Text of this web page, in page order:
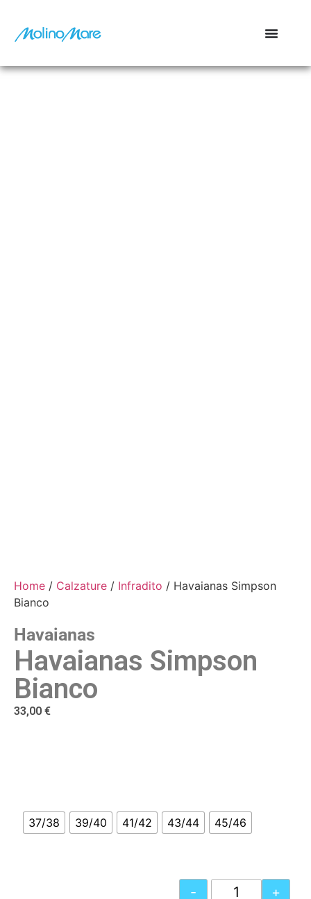
Home / Calzature / Infradito / Havaianas Simpson
Bianco
Havaianas
Havaianas Simpson
Bianco
33,00 €
37/38 39/40 41/42 43/44 45/46
- +